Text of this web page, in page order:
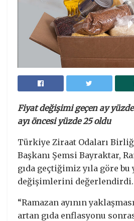
Fiyat değişimi geçen ay
ayı öncesi yüzde 25 oldu
Türkiye Ziraat Odaları
Başkanı Şemsi Bayraktar,
gıda geçtiğimiz yıla göre bu
değişimlerini değerlendirdi.
“Ramazan ayının
artan gıda enflasyonu